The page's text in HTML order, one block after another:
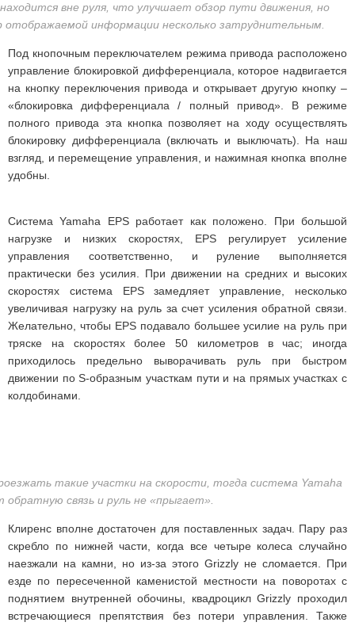
вне руля, что улучшает обзор пути движения, но
информации несколько затруднительным.
Под кнопочным переключателем режима привода расположено
управление блокировкой дифференциала, которое надвигается
на кнопку переключения привода и открывает другую кнопку –
«блокировка дифференциала / полный привод». В режиме
полного привода эта кнопка позволяет на ходу осуществлять
блокировку дифференциала (включать и выключать). На наш
взгляд, и перемещение управления, и нажимная кнопка вполне
удобны.
Система Yamaha EPS работает как положено. При большой
нагрузке и низких скоростях, EPS регулирует усиление
управления соответственно, и руление выполняется
практически без усилия. При движении на средних и высоких
скоростях система EPS замедляет управление, несколько
увеличивая нагрузку на руль за счет усиления обратной связи.
Желательно, чтобы EPS подавало большее усилие на руль при
тряске на скоростях более 50 километров в час; иногда
приходилось предельно выворачивать руль при быстром
движении по S-образным участкам пути и на прямых участках с
колдобинами.
такие участки на скорости, тогда система Yamaha
обратную связь и руль не «прыгает».
Клиренс вполне достаточен для поставленных задач. Пару раз
скребло по нижней части, когда все четыре колеса случайно
наезжали на камни, но из-за этого Grizzly не сломается. При
езде по пересеченной каменистой местности на поворотах с
поднятием внутренней обочины, квадроцикл Grizzly проходил
встречающиеся препятствия без потери управления. Также